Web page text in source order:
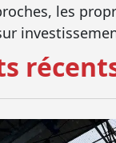
les